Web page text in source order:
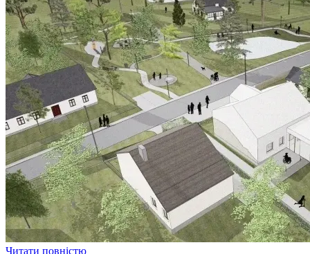
Читати повністю